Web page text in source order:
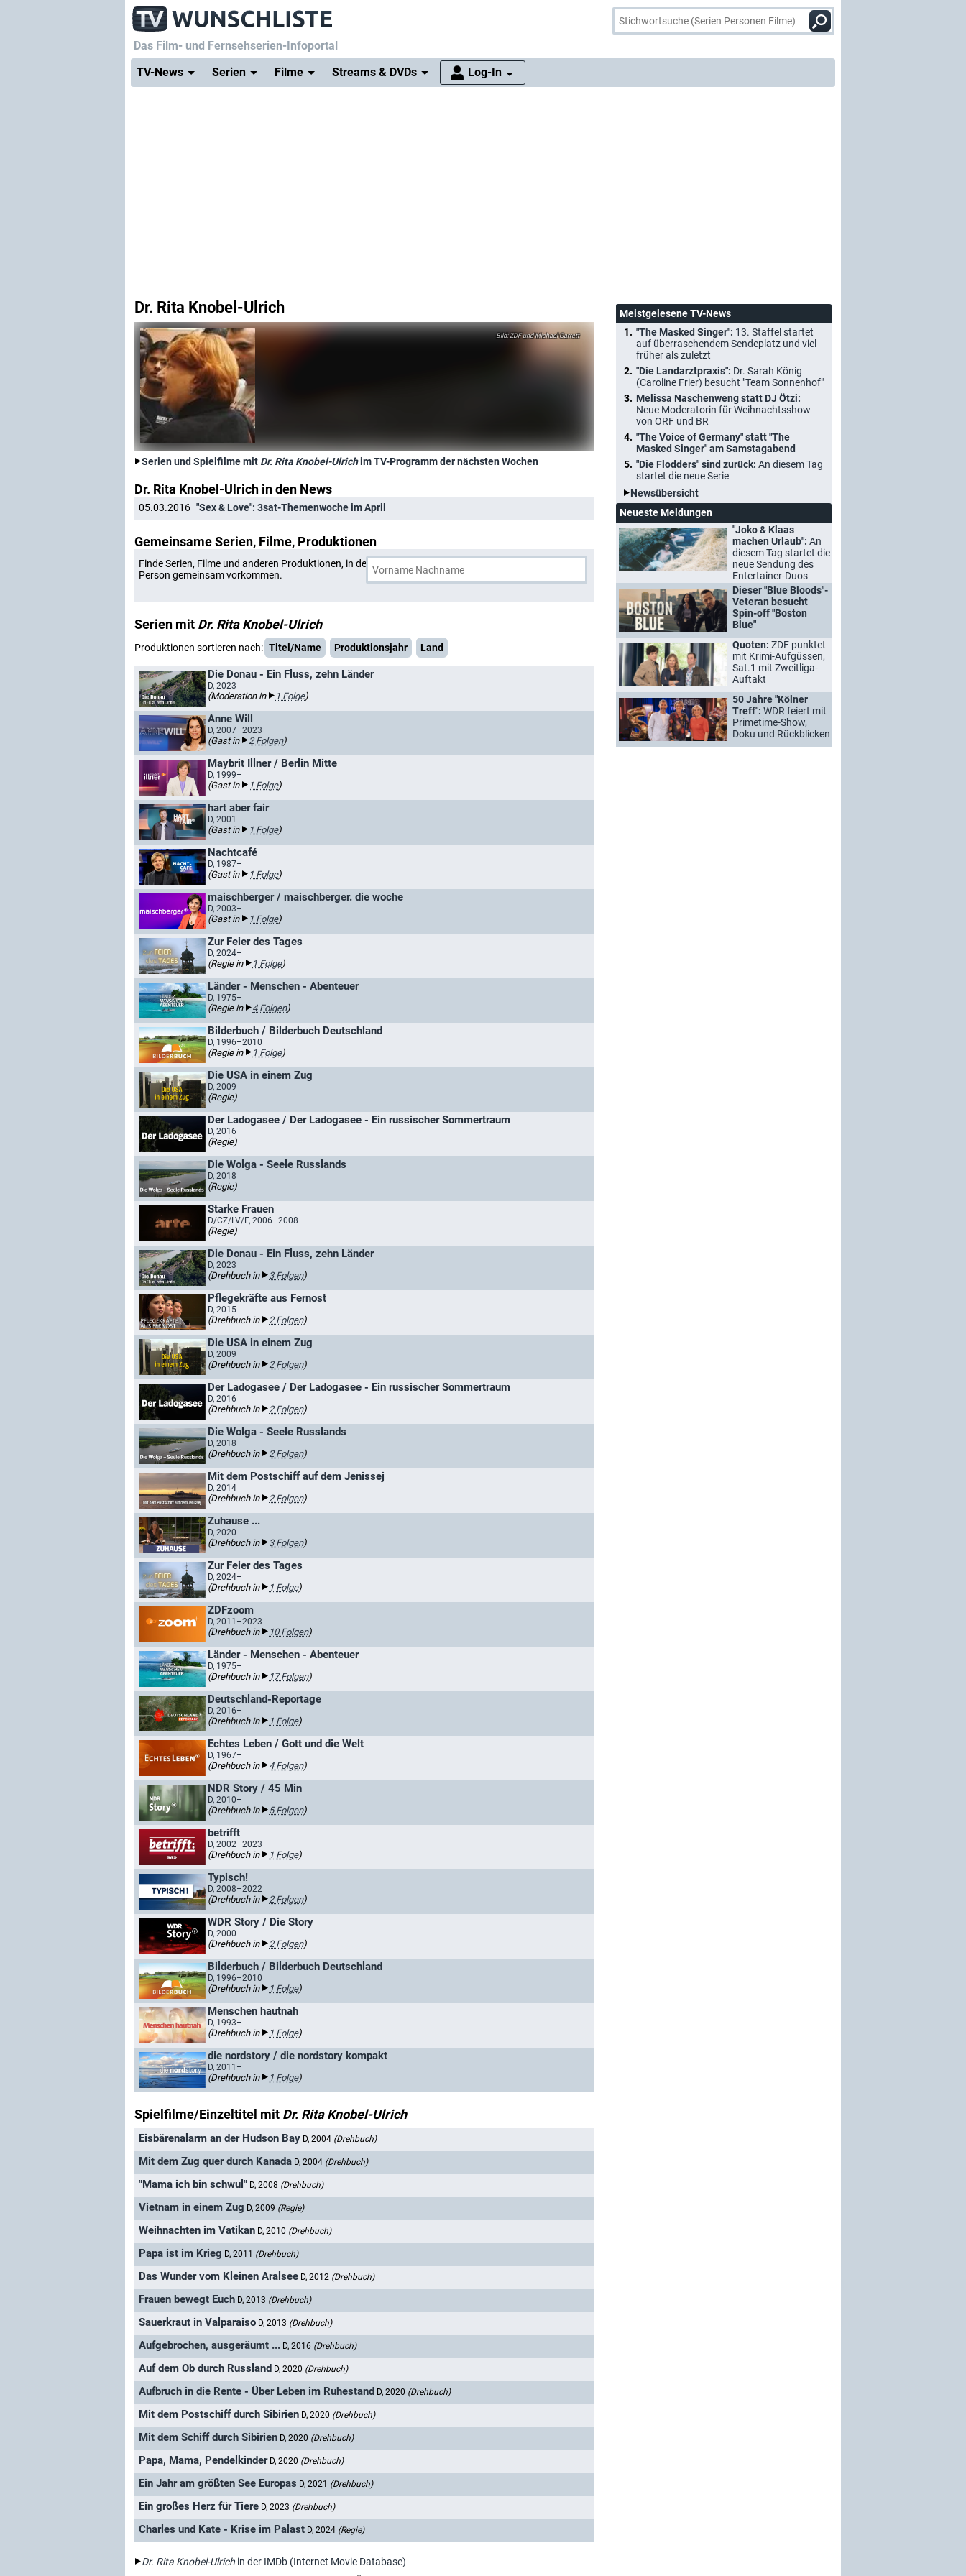
Das Film- und Fernsehserien-Infoportal
TV-News
Serien Filme Streams & DVDs Log-In
Dr. Rita Knobel-Ulrich
ZDF und Michael Garrett
Serien und Spielfilme mit Dr. Rita Knobel-Ulrichim TV-Programm der nächsten Wochen
Dr. Rita Knobel-Ulrich in den News
05.03.2016 "Sex & Love": 3sat-Themenwoche im April
Gemeinsame Serien, Filme, Produktionen
Finde Serien, Filme und anderen Produktionen, in denen Dr. Rita Knobel-Ulrich
Person gemeinsam vorkommen.
Serien mit Dr. Rita Knobel-Ulrich
Produktionen sortieren nach: Titel/Name Produktionsjahr Land
Die Donau - Ein Fluss, zehn Länder
D, 2023
(Moderation in 1 Folge)
Anne Will
D, 2007–2023
(Gast in 2 Folgen)
Maybrit Illner / Berlin Mitte
D, 1999–
(Gast in 1 Folge)
hart aber fair
D, 2001–
(Gast in 1 Folge)
Nachtcafé
D, 1987–
(Gast in 1 Folge)
maischberger / maischberger. die woche
D, 2003–
(Gast in 1 Folge)
Zur Feier des Tages
D, 2024–
(Regie in 1 Folge)
Länder - Menschen - Abenteuer
D, 1975–
(Regie in 4 Folgen)
Bilderbuch / Bilderbuch Deutschland
D, 1996–2010
(Regie in 1 Folge)
Die USA in einem Zug
D, 2009
(Regie)
Der Ladogasee / Der Ladogasee - Ein russischer Sommertraum
D, 2016
(Regie)
Die Wolga - Seele Russlands
D, 2018
(Regie)
Starke Frauen
D/CZ/LV/F, 2006–2008
(Regie)
Die Donau - Ein Fluss, zehn Länder
D, 2023
(Drehbuch in 3 Folgen)
Pflegekräfte aus Fernost
D, 2015
(Drehbuch in 2 Folgen)
Die USA in einem Zug
D, 2009
(Drehbuch in 2 Folgen)
Der Ladogasee / Der Ladogasee - Ein russischer Sommertraum
D, 2016
(Drehbuch in 2 Folgen)
Die Wolga - Seele Russlands
D, 2018
(Drehbuch in 2 Folgen)
Mit dem Postschiff auf dem Jenissej
D, 2014
(Drehbuch in 2 Folgen)
Zuhause ...
D, 2020
(Drehbuch in 3 Folgen)
Zur Feier des Tages
D, 2024–
(Drehbuch in 1 Folge)
ZDFzoom
D, 2011–2023
(Drehbuch in 10 Folgen)
Länder - Menschen - Abenteuer
D, 1975–
(Drehbuch in 17 Folgen)
Deutschland-Reportage
D, 2016–
(Drehbuch in 1 Folge)
Echtes Leben / Gott und die Welt
D, 1967–
(Drehbuch in 4 Folgen)
NDR Story / 45 Min
D, 2010–
(Drehbuch in 5 Folgen)
betrifft
D, 2002–2023
(Drehbuch in 1 Folge)
Typisch!
D, 2008–2022
(Drehbuch in 2 Folgen)
WDR Story / Die Story
D, 2000–
(Drehbuch in 2 Folgen)
Bilderbuch / Bilderbuch Deutschland
D, 1996–2010
(Drehbuch in 1 Folge)
Menschen hautnah
D, 1993–
(Drehbuch in 1 Folge)
die nordstory / die nordstory kompakt
D, 2011–
(Drehbuch in 1 Folge)
Spielfilme/Einzeltitel mit Dr. Rita Knobel-Ulrich
Eisbärenalarm an der Hudson Bay D, 2004 (Drehbuch)
Mit dem Zug quer durch Kanada D, 2004 (Drehbuch)
"Mama ich bin schwul" D, 2008 (Drehbuch)
Vietnam in einem Zug D, 2009 (Regie)
Weihnachten im Vatikan D, 2010 (Drehbuch)
Papa ist im Krieg D, 2011 (Drehbuch)
Das Wunder vom Kleinen Aralsee D, 2012 (Drehbuch)
Frauen bewegt Euch D, 2013 (Drehbuch)
Sauerkraut in Valparaiso D, 2013 (Drehbuch)
Aufgebrochen, ausgeräumt ... D, 2016 (Drehbuch)
Auf dem Ob durch Russland D, 2020 (Drehbuch)
Aufbruch in die Rente - Über Leben im Ruhestand D, 2020 (Drehbuch)
Mit dem Postschiff durch Sibirien D, 2020 (Drehbuch)
Mit dem Schiff durch Sibirien D, 2020 (Drehbuch)
Papa, Mama, Pendelkinder D, 2020 (Drehbuch)
Ein Jahr am größten See Europas D, 2021 (Drehbuch)
Ein großes Herz für Tiere D, 2023 (Drehbuch)
Charles und Kate - Krise im Palast D, 2024 (Regie)
Dr. Rita Knobel-Ulrich in der IMDb (Internet Movie Database)
Meistgelesene TV-News
"The Masked Singer": 13. Staffel startet
auf überraschendem Sendeplatz und viel
früher als zuletzt
"Die Landarztpraxis": Dr. Sarah König
(Caroline Frier) besucht "Team Sonnenhof"
Melissa Naschenweng statt DJ Ötzi:
Neue Moderatorin für Weihnachtsshow
von ORF und BR
"The Voice of Germany" statt "The
Masked Singer" am Samstagabend
"Die Flodders" sind zurück: An diesem Tag
startet die neue Serie
Newsübersicht
Neueste Meldungen
"Joko & Klaas
machen Urlaub": An
diesem Tag startet die
neue Sendung des
Entertainer-Duos
Dieser "Blue Bloods"-
Veteran besucht
Spin-off "Boston
Blue"
Quoten: ZDF punktet
mit Krimi-Aufgüssen,
Sat.1 mit Zweitliga-
Auftakt
50 Jahre "Kölner
Treff": WDR feiert mit
Primetime-Show,
Doku und Rückblicken